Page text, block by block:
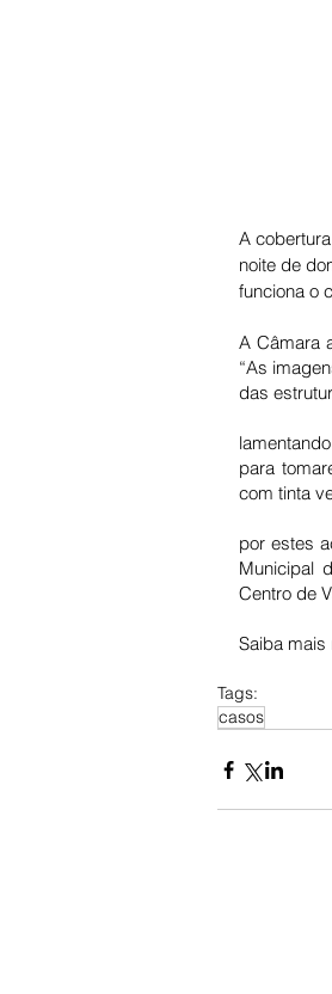
A
noite de
funciona o
A Câmara
“As
das
para
com tinta
por estes
Municipal
Centro de
Saiba
Tags:
casos